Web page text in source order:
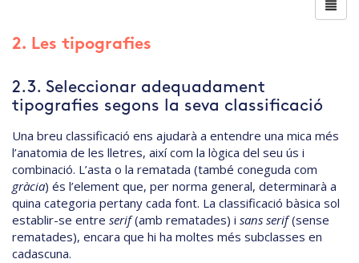
2. Les tipografies
2.3. Seleccionar adequadament
tipografies segons la seva classificació
Una breu classificació ens ajudarà a entendre una mica més
l’anatomia de les lletres, així com la lògica del seu ús i
combinació. L’asta o la rematada (també coneguda com
gràcia) és l’element que, per norma general, determinarà a
quina categoria pertany cada font. La classificació bàsica sol
establir-se entre serif(amb rematades) i sans serif(sense
rematades), encara que hi ha moltes més subclasses en
cadascuna.